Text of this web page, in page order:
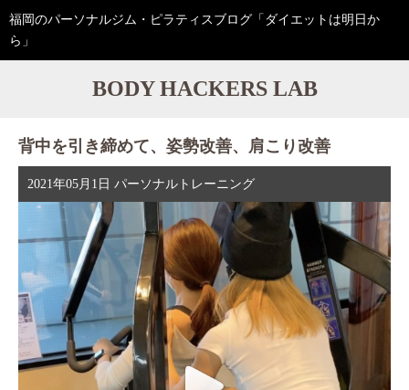
福岡のパーソナルジム・ピラティスブログ「ダイエットは明日か
ら」
BODY HACKERS LAB
背中を引き締めて、姿勢改善、肩こり改善
2021年05月1日 パーソナルトレーニング